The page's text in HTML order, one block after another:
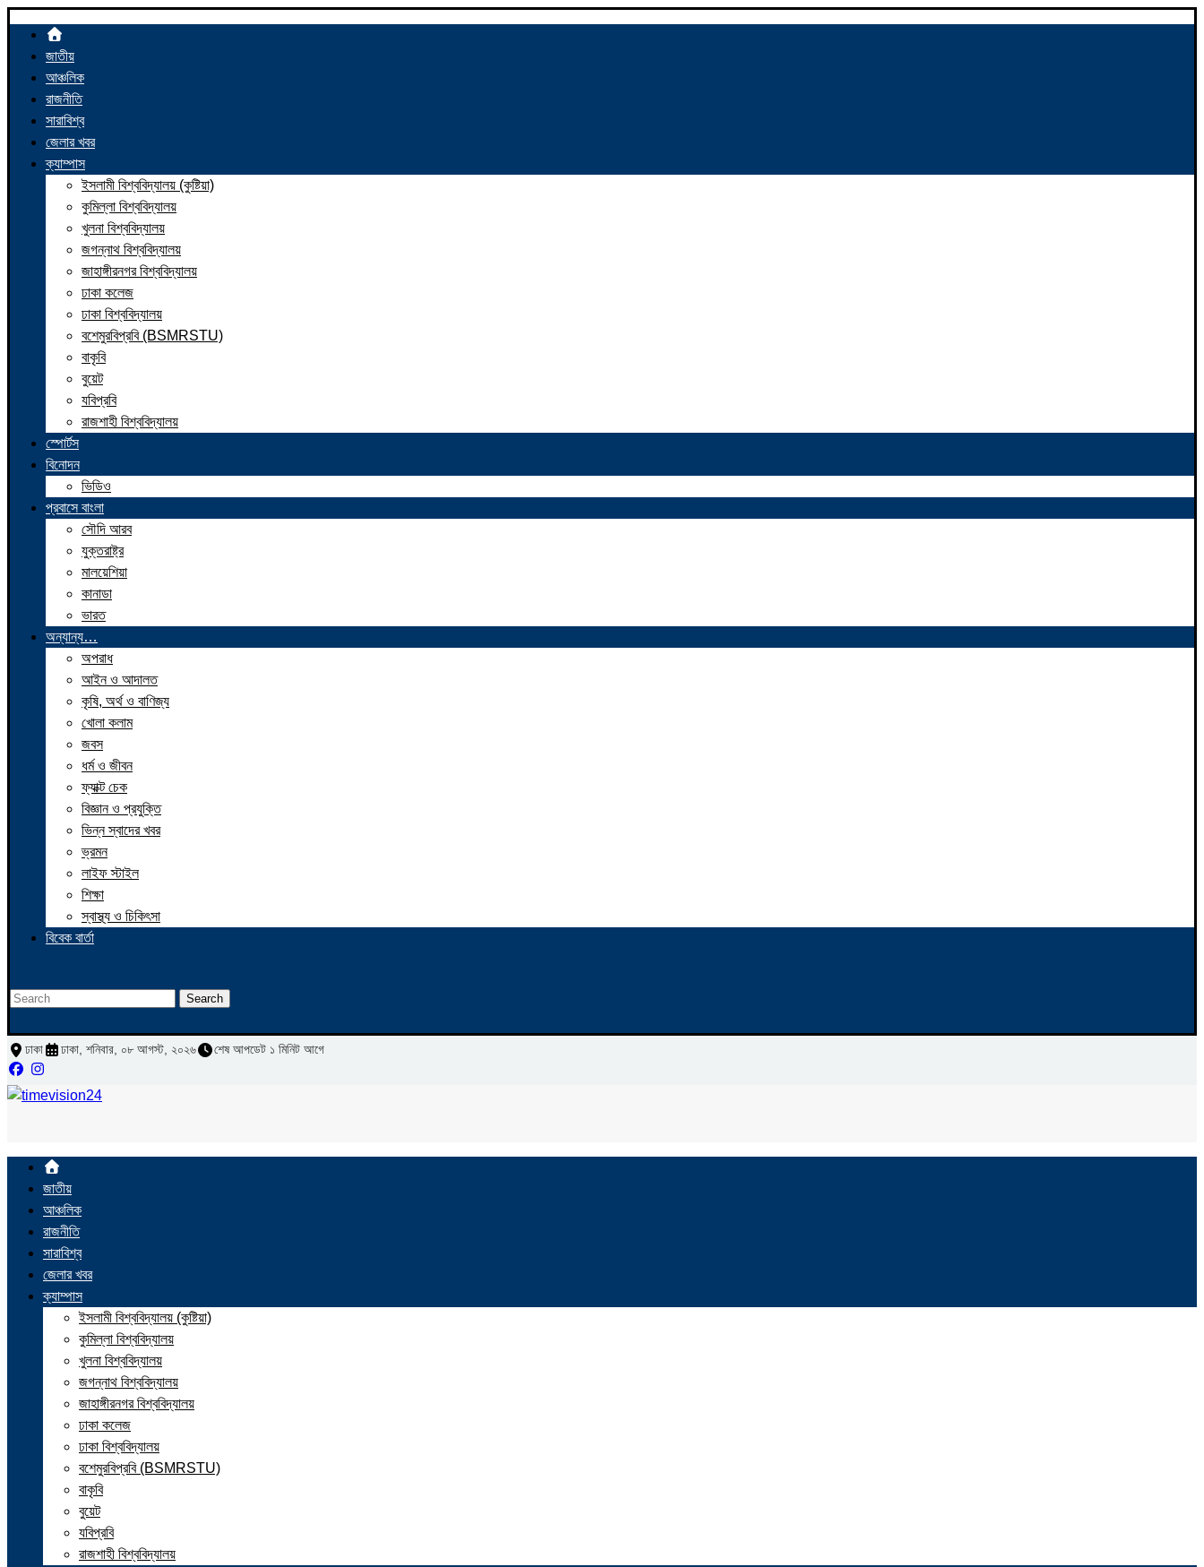
জাতীয়
আঞ্চলিক
রাজনীতি
সারাবিশ্ব
জেলার খবর
ক্যাম্পাস
ইসলামী বিশ্ববিদ্যালয় (কুষ্টিয়া)
কুমিল্লা বিশ্ববিদ্যালয়
খুলনা বিশ্ববিদ্যালয়
জগন্নাথ বিশ্ববিদ্যালয়
জাহাঙ্গীরনগর বিশ্ববিদ্যালয়
ঢাকা কলেজ
ঢাকা বিশ্ববিদ্যালয়
বশেমুরবিপ্রবি (BSMRSTU)
বাকৃবি
বুয়েট
যবিপ্রবি
রাজশাহী বিশ্ববিদ্যালয়
স্পোর্টস
বিনোদন
ভিডিও
প্রবাসে বাংলা
সৌদি আরব
যুক্তরাষ্ট্র
মালয়েশিয়া
কানাডা
ভারত
অন্যান্য…
অপরাধ
আইন ও আদালত
কৃষি, অর্থ ও বাণিজ্য
খোলা কলাম
জবস
ধর্ম ও জীবন
ফ্যাক্ট চেক
বিজ্ঞান ও প্রযুক্তি
ভিন্ন স্বাদের খবর
ভ্রমন
লাইফ স্টাইল
শিক্ষা
স্বাস্থ্য ও চিকিৎসা
বিবেক বার্তা
Search
ঢাকা ঢাকা, শনিবার, ০৮ আগস্ট, ২০২৬ শেষ আপডেট ১ মিনিট আগে
জাতীয়
আঞ্চলিক
রাজনীতি
সারাবিশ্ব
জেলার খবর
ক্যাম্পাস
ইসলামী বিশ্ববিদ্যালয় (কুষ্টিয়া)
কুমিল্লা বিশ্ববিদ্যালয়
খুলনা বিশ্ববিদ্যালয়
জগন্নাথ বিশ্ববিদ্যালয়
জাহাঙ্গীরনগর বিশ্ববিদ্যালয়
ঢাকা কলেজ
ঢাকা বিশ্ববিদ্যালয়
বশেমুরবিপ্রবি (BSMRSTU)
বাকৃবি
বুয়েট
যবিপ্রবি
রাজশাহী বিশ্ববিদ্যালয়